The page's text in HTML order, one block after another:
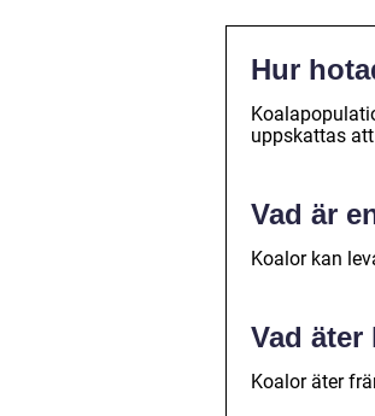
Hur
uppskattas
Vad är
Koalor kan
Vad äter
Koalor äter